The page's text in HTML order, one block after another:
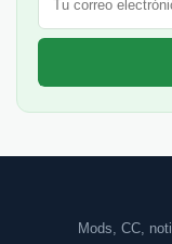
Mods, CC,